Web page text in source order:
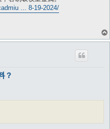
... 8-19-2024/
？